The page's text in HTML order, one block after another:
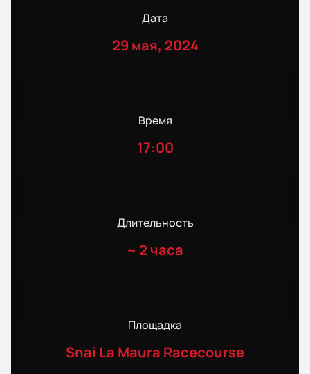
Дата
29 мая, 2024
Время
17:00
Длительность
~ 2 часа
Площадка
Snai La Maura Racecourse